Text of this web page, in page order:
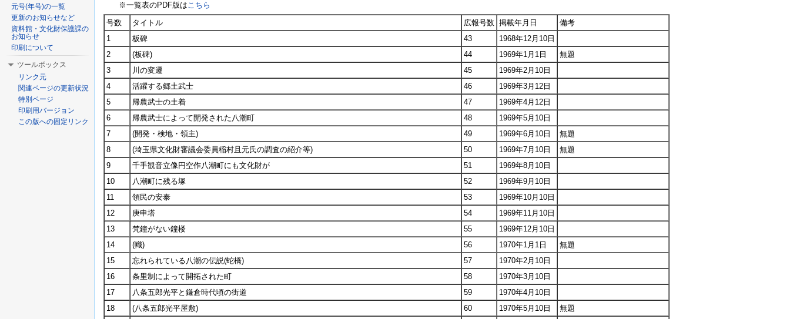
※一覧表のPDF版はこちら‎
号数 タイトル 広報号数 掲載年月日
備考
1
板碑 43
1968年12月10日
2
(板碑) 44 1969年1月1日
無題
3
川の変遷 45
1969年2月10日
4
活躍する郷土武士 46
1969年3月12日
5
帰農武士の土着 47
1969年4月12日
6
帰農武士によって開発された八潮町 48
1969年5月10日
7
(開発・検地・領主) 49 1969年6月10日
無題
8
(埼玉県文化財審議会委員稲村且元氏の調査の紹介等) 50 1969年7月10日
無題
9
千手観音立像円空作八潮町にも文化財が 51
1969年8月10日
10
八潮町に残る塚 52
1969年9月10日
11
領民の安泰 53
1969年10月10日
12
庚申塔 54
1969年11月10日
13
梵鐘がない鐘楼 55
1969年12月10日
14
(幟) 56 1970年1月1日
無題
15
忘れられている八潮の伝説(蛇橋) 57
1970年2月10日
16
条里制によって開拓された町 58
1970年3月10日
17
八条五郎光平と鎌倉時代頃の街道 59
1970年4月10日
18
(八条五郎光平屋敷) 60 1970年5月10日
無題
元号(年号)の一覧
更新のお知らせなど
資料館・文化財保護課の
お知らせ
印刷について
ツールボックス
リンク元
関連ページの更新状況
特別ページ
印刷用バージョン
この版への固定リンク